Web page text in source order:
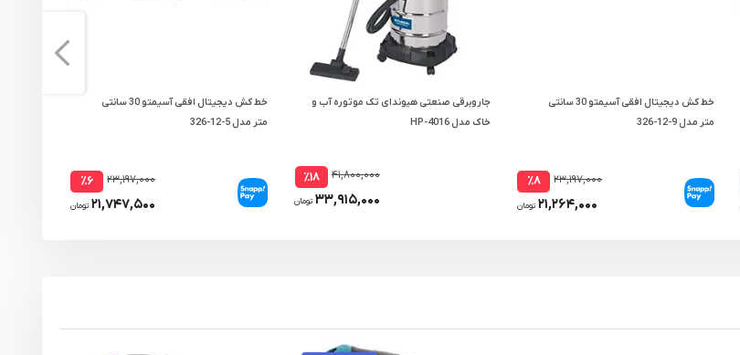
خط کش دیجیتال افقی آسیمتو 30 سانتی
متر مدل 9-12-326
۲۳,۱۹۷,۰۰۰ ٪۸
۲۱,۲۶۴,۰۰۰ تومان
جاروبرقی صنعتی هیوندای تک موتوره آب و
خاک مدل HP-4016
۴۱,۸۰۰,۰۰۰ ٪۱۸
۳۳,۹۱۵,۰۰۰ تومان
خط کش دیجیتال افقی آسیمتو 30 سانتی
متر مدل 5-12-326
۲۳,۱۹۷,۰۰۰ ٪۶
۲۱,۷۴۷,۵۰۰ تومان